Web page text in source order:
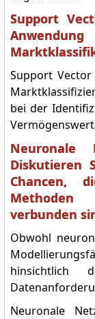
Support
Support
bei der
Neuronale
Diskutieren
Chancen,
verbunden
Obwohl
hinsichtlich
Neuronale